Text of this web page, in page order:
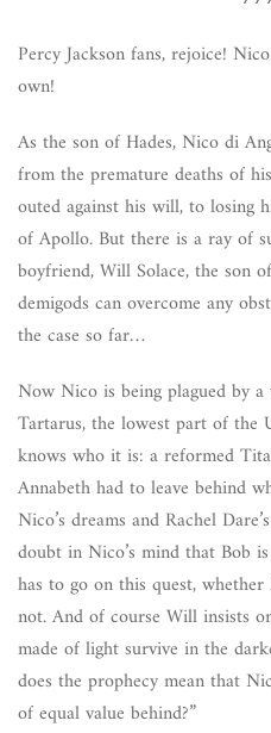
Percy Jackson fans, rejoice!
own!
As the son of Hades, Nico di
from the premature deaths of
outed against his will, to losing
of Apollo. But there is a ray of
boyfriend, Will Solace, the son
demigods can overcome any
the case so far…
Now Nico is being plagued by
Tartarus, the lowest part of the
knows who it is: a reformed
Annabeth had to leave behind
Nico’s dreams and Rachel
doubt in Nico’s mind that Bob
has to go on this quest,
not. And of course Will insists
made of light survive in the
does the prophecy mean that
of equal value behind?”